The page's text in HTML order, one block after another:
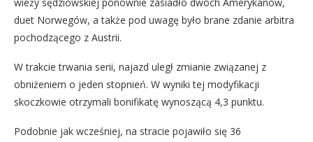
duet Norwegów, a także pod uwagę było brane zdanie arbitra
pochodzącego z Austrii.
W trakcie trwania serii, najazd uległ zmianie związanej z
obniżeniem o jeden stopnień. W wyniki tej modyfikacji
skoczkowie otrzymali bonifikatę wynoszącą 4,3 punktu.
Podobnie jak wcześniej, na stracie pojawiło się 36